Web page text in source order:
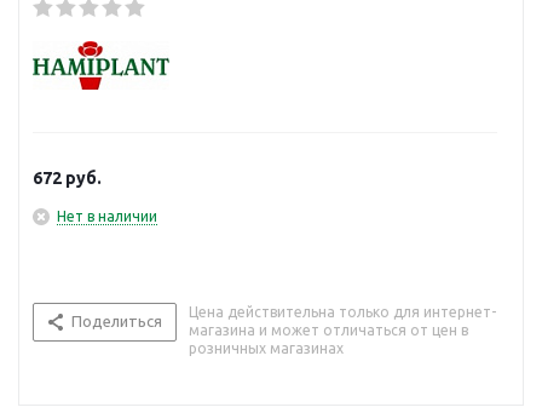
672 руб.
Нет в наличии
Поделиться
Цена действительна только для интернет-
магазина и может отличаться от цен в
розничных магазинах